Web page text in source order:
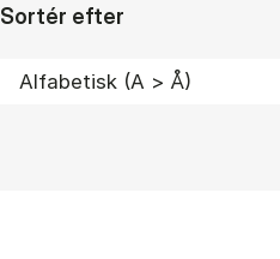
Sortér efter